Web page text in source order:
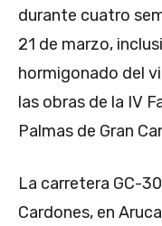
durante cuatro
21 de marzo,
hormigonado del
las obras de la IV
Palmas de Gran
La carretera GC-
Cardones, en